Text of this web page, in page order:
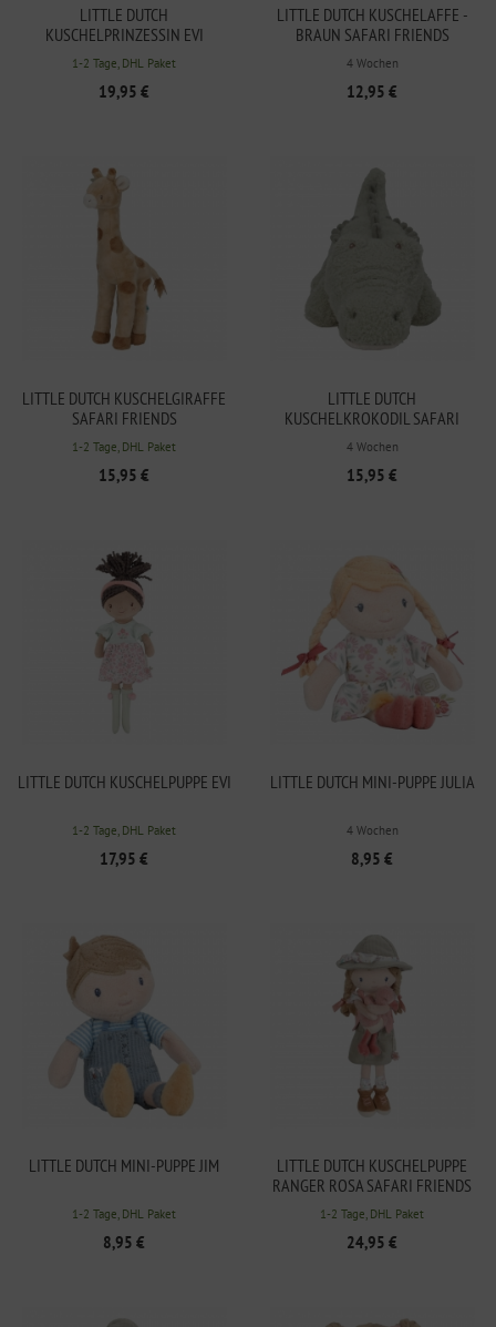
LITTLE DUTCH
KUSCHELPRINZESSIN EVI
1-2 Tage, DHL Paket
19,95 €
LITTLE DUTCH KUSCHELAFFE -
BRAUN SAFARI FRIENDS
4 Wochen
12,95 €
LITTLE DUTCH KUSCHELGIRAFFE
SAFARI FRIENDS
1-2 Tage, DHL Paket
15,95 €
LITTLE DUTCH
KUSCHELKROKODIL SAFARI
FRIENDS
4 Wochen
15,95 €
LITTLE DUTCH KUSCHELPUPPE EVI
1-2 Tage, DHL Paket
17,95 €
LITTLE DUTCH MINI-PUPPE JULIA
4 Wochen
8,95 €
LITTLE DUTCH MINI-PUPPE JIM
1-2 Tage, DHL Paket
8,95 €
LITTLE DUTCH KUSCHELPUPPE
RANGER ROSA SAFARI FRIENDS
1-2 Tage, DHL Paket
24,95 €